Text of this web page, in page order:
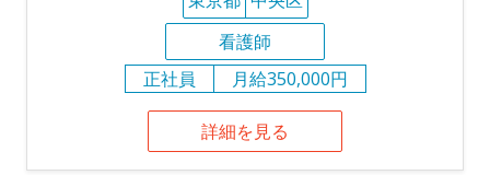
看護師
正社員
月給350,000円
詳細を見る